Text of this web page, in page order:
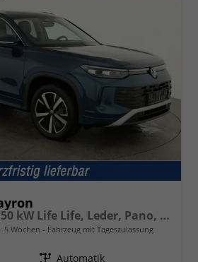
1.5 TSI eHybrid 150 kW Life Life, Leder, Pano, HuD, AHK, AreaView, Side, Navi, Winter, 5-J. Garantie
5 Wochen Fahrzeug mit Tageszulassung
Getriebe Automatik